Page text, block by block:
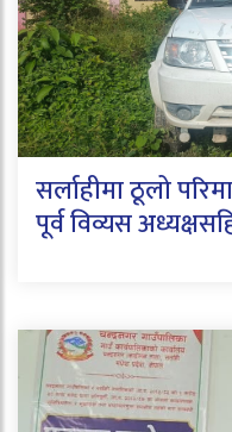
सर्लाहीमा ठूलो
पूर्व विव्यस